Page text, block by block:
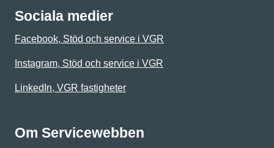
Sociala medier
Facebook, Stöd och service i VGR
Instagram, Stöd och service i VGR
LinkedIn, VGR fastigheter
Om Servicewebben